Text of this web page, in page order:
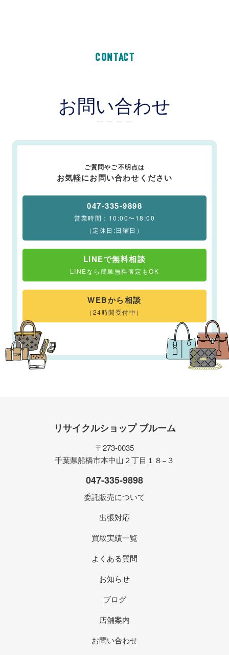
CONTACT
お問い合わせ
ー ー ー ー
ご質問やご不明点は
お気軽にお問い合わせください
047-335-9898
営業時間：10:00〜18:00
（定休日:日曜日）
LINEで無料相談
LINEなら簡単無料査定もOK
WEBから相談
（24時間受付中）
リサイクルショップ ブルーム
〒273-0035
千葉県船橋市本中山２丁目１８−３
047-335-9898
委託販売について
出張対応
買取実績一覧
よくある質問
お知らせ
ブログ
店舗案内
お問い合わせ